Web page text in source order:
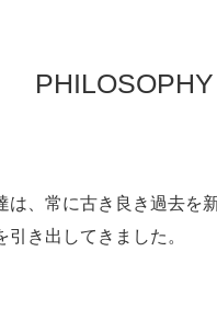
PHILOSOPHY
、常に古き良き過去を
き出してきました。